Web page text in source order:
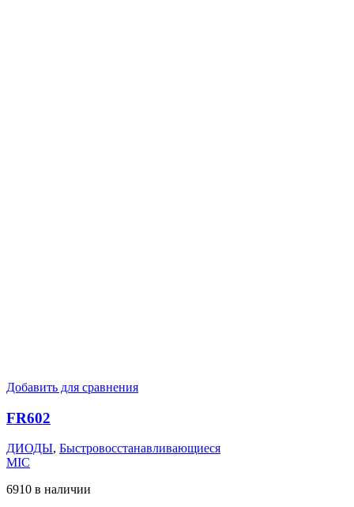
Добавить для сравнения
FR602
ДИОДЫ, Быстровосстанавливающиеся
MIC
6910 в наличии